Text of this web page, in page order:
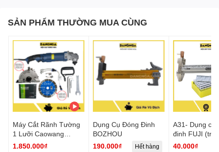
SẢN PHẨM THƯỜNG MUA CÙNG
Máy Cắt Rãnh Tường
1 Lưỡi Caowang
CW1336
1.850.000₫
Dụng Cụ Đóng Đinh
BOZHOU
190.000₫
Hết hàng
A31- Dụng cụ
đinh FUJI
ST18 - Đầu
40.000₫